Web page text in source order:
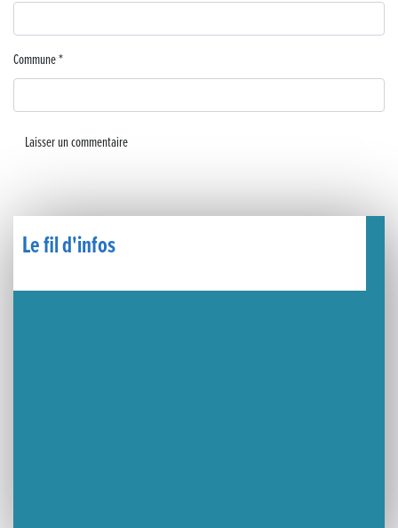
🧗‍♂️ Open d’escalade
BOCA no BECO pour le lancement du Couleurs Jazz Festival !
Une visite pleine de saveurs à La Ferme du Coq Bressan à Courlaoux !
Le Carnavélo 2025 a illuminé Lons-le-Saunier !
Le fil d'infos
Commune*